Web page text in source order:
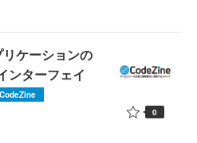
ケーションの
ンターフェイ
CodeZine
0